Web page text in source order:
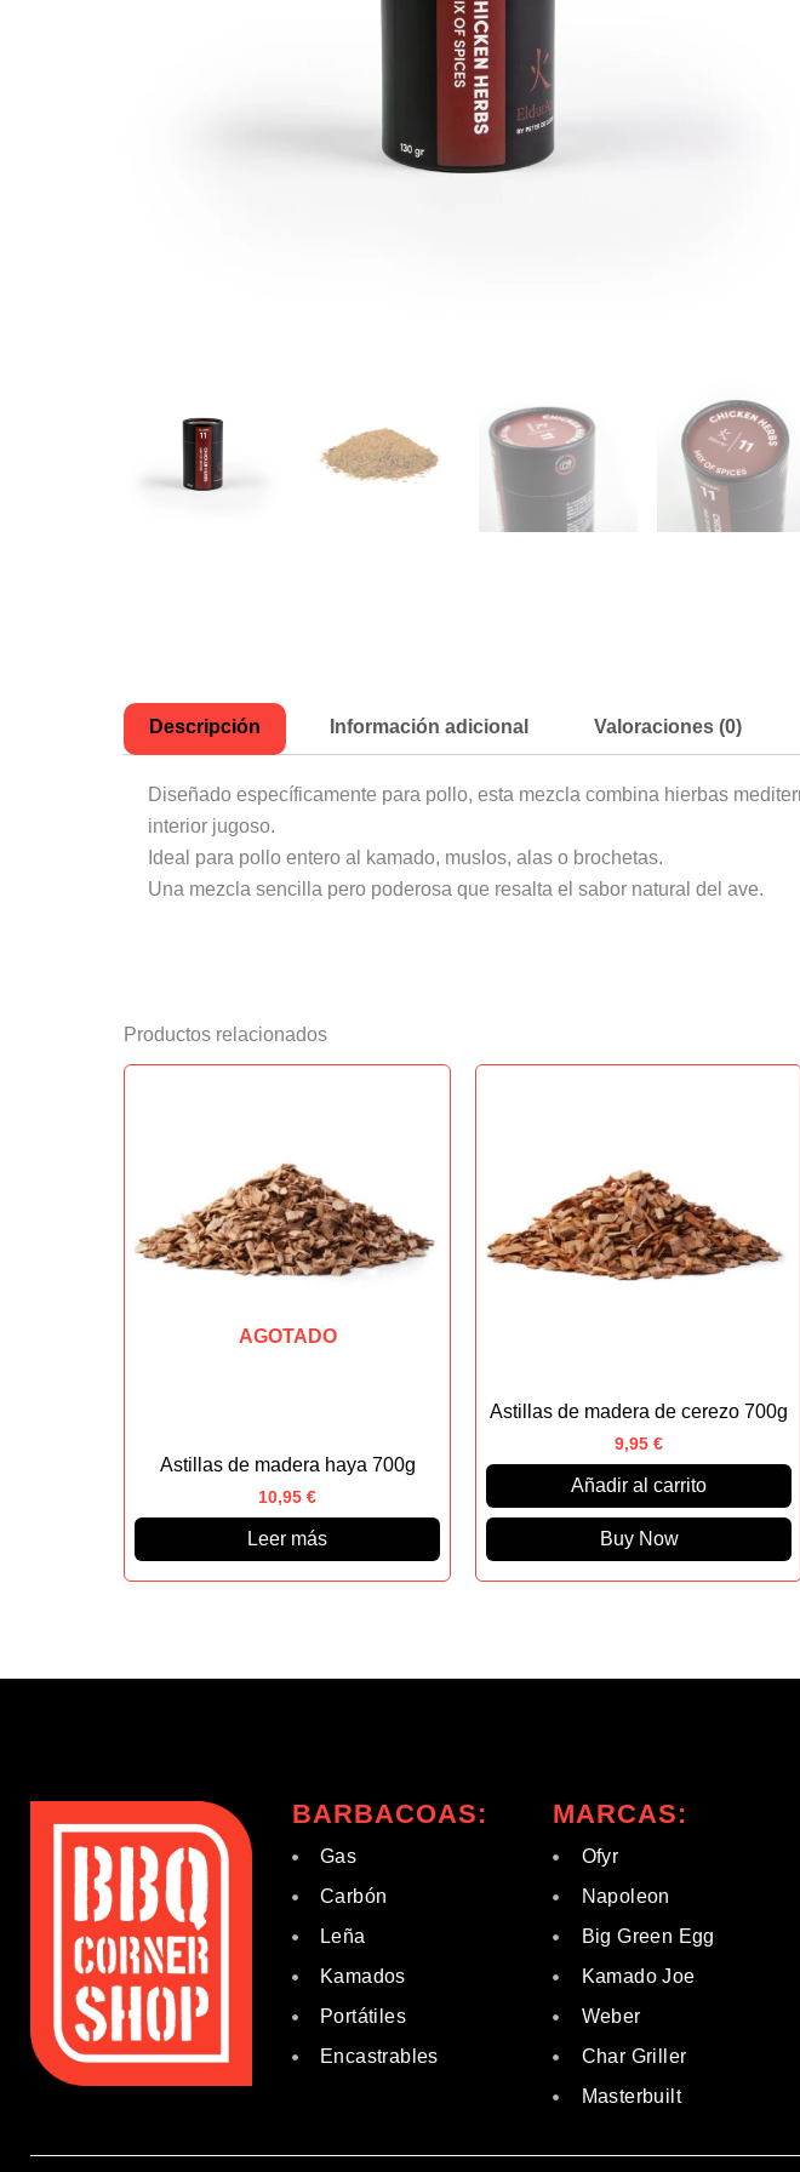
Descripción Información adicional Valoraciones (0)
Diseñado específicamente para pollo, esta mezcla combina hierbas
interior jugoso.
Ideal para pollo entero al kamado, muslos, alas o brochetas.
Una mezcla sencilla pero poderosa que resalta el sabor natural del ave.
Productos relacionados
AGOTADO
Astillas de madera haya 700g
10,95 €
Leer más
Astillas de madera de cerezo 700g
9,95 €
Añadir al carrito
Buy Now
BARBACOAS:
Gas
Carbón
Leña
Kamados
Portátiles
Encastrables
MARCAS:
Ofyr
Napoleon
Big Green Egg
Kamado Joe
Weber
Char Griller
Masterbuilt